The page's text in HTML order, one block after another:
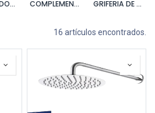
CALENTADORES ELECTRICOS E INSTANTANEOS COMPLEMENTOS INODORO GRIFERIA DE BAÑO
16 artículos encontrados.